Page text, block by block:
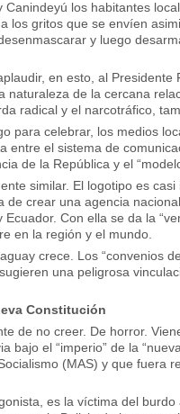
Canindeyú los habitantes
los gritos que se envíen
y luego
en esto, al
naturaleza de la cercana
radical y el narcotráfico,
para celebrar, los medios
entre el sistema de
de la República y el
similar. El logotipo es casi
de crear una agencia
Con ella se da la
en la región y el mundo.
crece. Los “convenios
una peligrosa
Constitución
de no creer. De horror.
bajo el “imperio” de la
(MAS) y que fuera
es la víctima del burdo